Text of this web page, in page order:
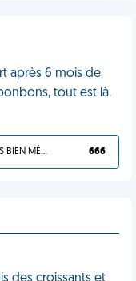
après 6 mois de
tout est là.
TU L'AS BIEN MÉRITÉ 666